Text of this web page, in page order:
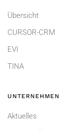
Übersicht
CURSOR-CRM
EVI
TINA
UNTERNEHMEN
Aktuelles